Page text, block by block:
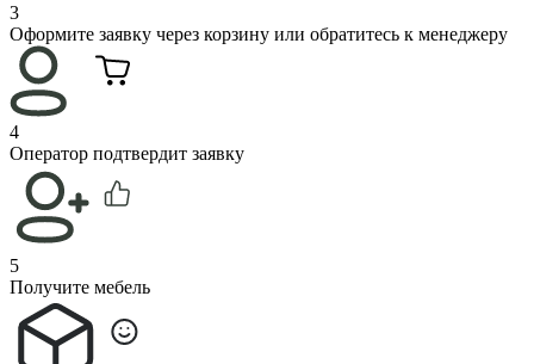
3
Оформите заявку через корзину или обратитесь к менеджеру
4
Оператор подтвердит заявку
5
Получите мебель